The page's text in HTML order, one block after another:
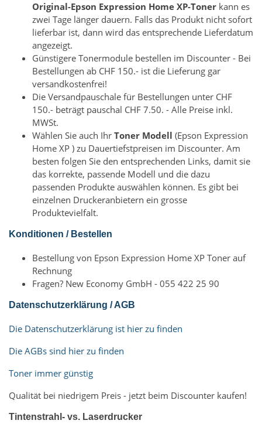
Original-Epson Expression Home XP-Toner kann es
zwei Tage länger dauern. Falls das Produkt nicht sofort
lieferbar ist, dann wird das entsprechende Lieferdatum
angezeigt.
Günstigere Tonermodule bestellen im Discounter - Bei
Bestellungen ab CHF 150.- ist die Lieferung gar
versandkostenfrei!
Die Versandpauschale für Bestellungen unter CHF
150.- beträgt pauschal CHF 7.50. - Alle Preise inkl.
MWSt.
Wählen Sie auch Ihr Toner Modell (Epson Expression
Home XP ) zu Dauertiefstpreisen im Discounter. Am
besten folgen Sie den entsprechenden Links, damit sie
das korrekte, passende Modell und die dazu
passenden Produkte auswählen können. Es gibt bei
einzelnen Druckeranbietern ein grosse
Produktevielfalt.
Konditionen / Bestellen
Bestellung von Epson Expression Home XP Toner auf
Rechnung
Fragen? New Economy GmbH - 055 422 25 90
Datenschutzerklärung / AGB
Die Datenschutzerklärung ist hier zu finden
Die AGBs sind hier zu finden
Toner immer günstig
Qualität bei niedrigem Preis - jetzt beim Discounter kaufen!
Tintenstrahl- vs. Laserdrucker